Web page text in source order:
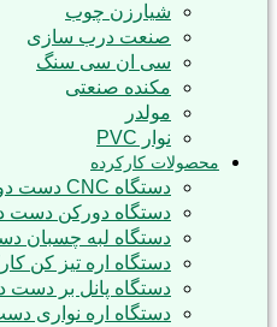
شیارزن چوب
صنعت درب سازی
سی ان سی سنگ
مکنده صنعتی
مولدر
نوار PVC
محصولات کارکرده
دستگاه CNC دست دوم (کارکرده)
دستگاه دورکن دست
دستگاه لبه چسبان
دستگاه اره تیز کن
دستگاه پانل بر دست
دستگاه اره نواری